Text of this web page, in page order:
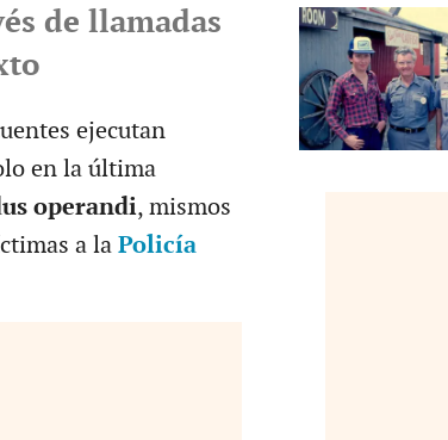
de llamadas
ejecutan
en la última
operandi, mismos
a la Policía